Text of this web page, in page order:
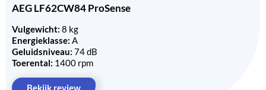
AEG LF62CW84 ProSense
Vulgewicht: 8 kg
Energieklasse: A
Geluidsniveau: 74 dB
Toerental: 1400 rpm
Bekijk review